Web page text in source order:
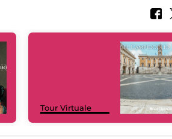
Tour Virtuale